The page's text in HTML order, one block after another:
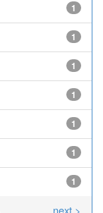
1
1
1
1
1
1
1
next >